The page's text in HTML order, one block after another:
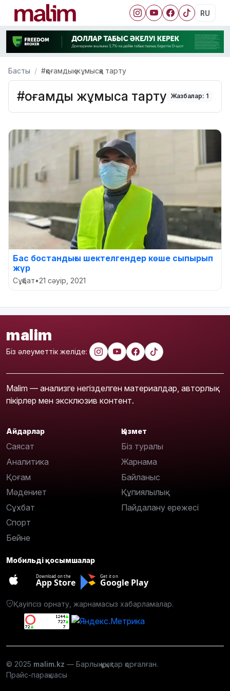
RU
Басты #қоғамдық жұмысқа тарту
#қоғамдық жұмысқа тарту Жазбалар: 1
Бас бостандығы шектелгендер көше сыпырып
жүр
Сұқбат•21 сәуір, 2021
malim
Біз әлеуметтік желіде:
Malim — анализге негізделген материалдар, авторлық
пікірлер мен эксклюзив контент.
Айдарлар
Саясат
Аналитика
Қоғам
Мәдениет
Сұхбат
Спорт
Бейне
Қызмет
Біз туралы
Жарнама
Байланыс
Құпиялылық
Пайдалану ережесі
Мобильді қосымшалар
Download on the
App Store
Get it on
Google Play
Қауіпсіз орнату, жарнамасыз хабарламалар.
© 2025 malim.kz — Барлық құқықтар қорғалған.
Прайс-парақшасы